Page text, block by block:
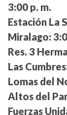
3:00 p. m.
Estación La
Miralago:
Res. 3
Las
Lomas del
Altos del
Fuerzas